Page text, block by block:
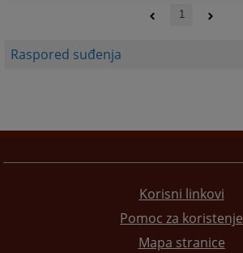
Raspored suđenja
1
Korisni linkovi
Pomoc za koristenje
Mapa stranice